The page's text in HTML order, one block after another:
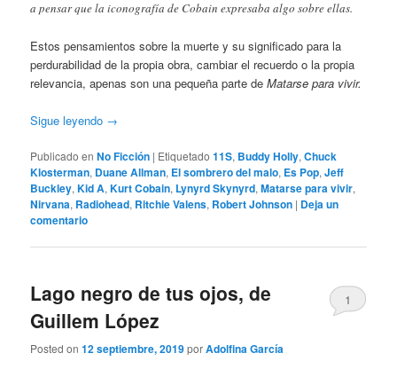
a pensar que la iconografía de Cobain expresaba algo sobre ellas.
Estos pensamientos sobre la muerte y su significado para la
perdurabilidad de la propia obra, cambiar el recuerdo o la propia
relevancia, apenas son una pequeña parte deMatarse para vivir.
Sigue leyendo →
Publicado en No Ficción | Etiquetado 11S, Buddy Holly,Chuck
Klosterman, Duane Allman, El sombrero del malo, Es Pop,Jeff
Buckley,Kid A,Kurt Cobain, Lynyrd Skynyrd,Matarse para vivir,
Nirvana, Radiohead, Ritchie Valens, Robert Johnson | Deja un
comentario
Lago negro de tus ojos, de
Guillem López
Posted on12 septiembre, 2019porAdolfina García
1